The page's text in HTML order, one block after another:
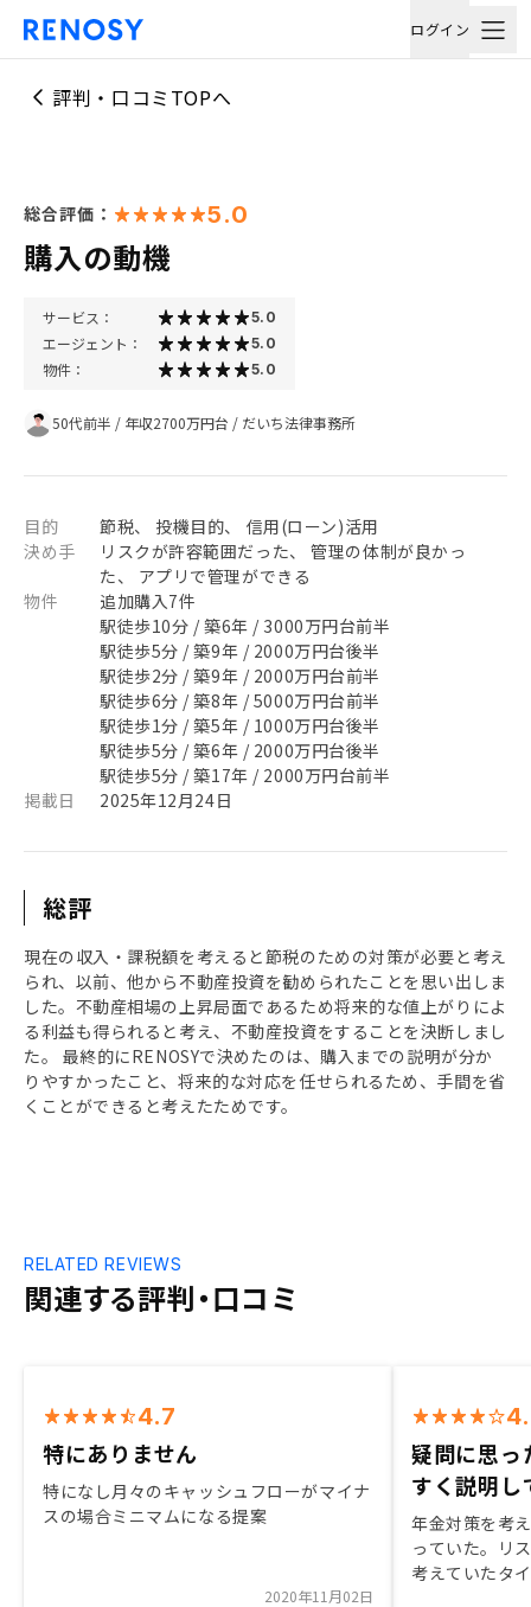
ログイン
評判・口コミTOPへ
総合評価： 5.0
購入の動機
サービス： 5.0
エージェント： 5.0
物件： 5.0
50代前半 / 年収2700万円台 / だいち法律事務所
目的
節税、 投機目的、 信用(ローン)活用
決め手
リスクが許容範囲だった、 管理の体制が良かっ
た、 アプリで管理ができる
物件
追加購入7件
駅徒歩10分 / 築6年 / 3000万円台前半
駅徒歩5分 / 築9年 / 2000万円台後半
駅徒歩2分 / 築9年 / 2000万円台前半
駅徒歩6分 / 築8年 / 5000万円台前半
駅徒歩1分 / 築5年 / 1000万円台後半
駅徒歩5分 / 築6年 / 2000万円台後半
駅徒歩5分 / 築17年 / 2000万円台前半
掲載日
2025年12月24日
総評
現在の収入・課税額を考えると節税のための対策が必要と考え
られ、以前、他から不動産投資を勧められたことを思い出しま
した。不動産相場の上昇局面であるため将来的な値上がりによ
る利益も得られると考え、不動産投資をすることを決断しまし
た。 最終的にRENOSYで決めたのは、購入までの説明が分か
りやすかったこと、将来的な対応を任せられるため、手間を省
くことができると考えたためです。
関連する評判・口コミ
RELATED REVIEWS
4.7
特にありません
特になし月々のキャッシュフローがマイナ
スの場合ミニマムになる提案
2020年11月02日
疑問に思っ
すく説明し
年金対策を考
っていた。リ
考えていたタ